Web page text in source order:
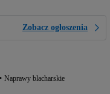
Zobacz ogłoszenia
Naprawy blacharskie